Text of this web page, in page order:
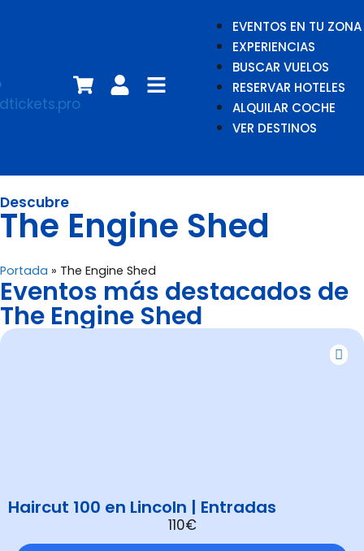
EVENTOS EN TU ZONA
EXPERIENCIAS
BUSCAR VUELOS
RESERVAR HOTELES
ALQUILAR COCHE
VER DESTINOS
Descubre
The Engine Shed
Portada » The Engine Shed
Eventos más destacados de
The Engine Shed
Haircut 100 en Lincoln | Entradas
110€